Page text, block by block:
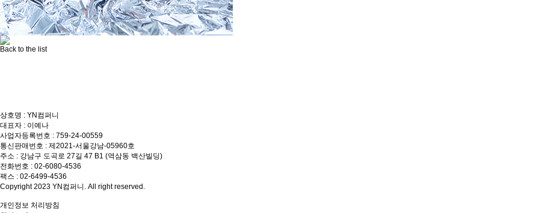
Back to the list
상호명 : YN컴퍼니
대표자 : 이예나
사업자등록번호 : 759-24-00559
통신판매번호 : 제2021-서울강남-05960호
주소 : 강남구 도곡로 27길 47 B1 (역삼동 백산빌딩)
전화번호 : 02-6080-4536
팩스 : 02-6499-4536
Copyright 2023 YN컴퍼니. All right reserved.
개인정보 처리방침